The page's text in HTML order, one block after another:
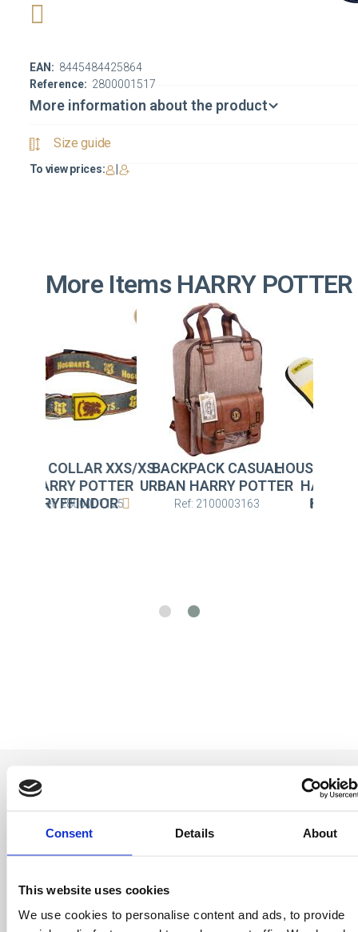
Consent Details About
This website uses cookies
We use cookies to personalise content and ads, to provide
Reference: 2800001517
EAN: 8445484425864
More information about the product
Size guide
To view prices:
More Items HARRY POTTER
XXS/XS
POTTER
2800001125
BACKPACK CASUAL
URBAN HARRY POTTER
Ref: 2100003163
HOUSE SLIPPERS
HARRY POTTER
HUFFLEPUFF
Ref: 2300006864
Be the first to
know
Special offers, events and news from the